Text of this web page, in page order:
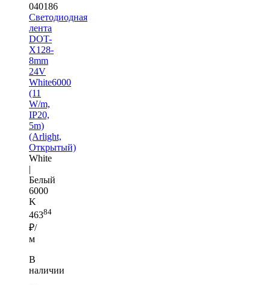
040186
Светодиодная
лента
DOT-
X128-
8mm
24V
White6000
(11
W/m,
IP20,
5m)
(Arlight,
Открытый)
White
|
Белый
6000
K
46384
₽/
м
В
наличии